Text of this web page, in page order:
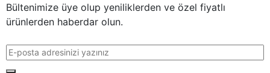
Bültenimize üye olup yeniliklerden ve özel fiyatlı
ürünlerden haberdar olun.
E-posta adresi